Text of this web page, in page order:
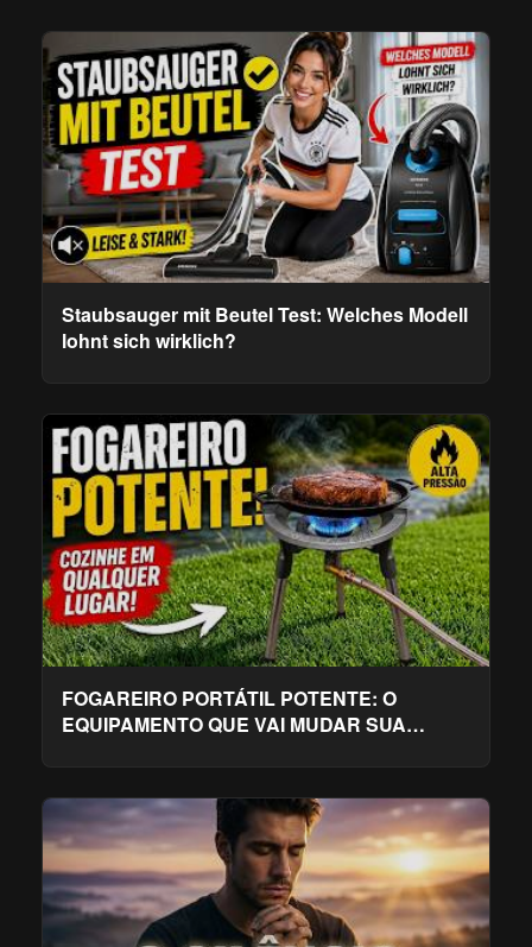
Staubsauger mit Beutel Test: Welches Modell
lohnt sich wirklich?
FOGAREIRO PORTÁTIL POTENTE: O
EQUIPAMENTO QUE VAI MUDAR SUA